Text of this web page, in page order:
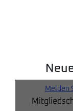
Melden